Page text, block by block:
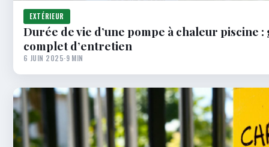
EXTÉRIEUR
Durée de vie d’une pompe à chaleur piscine :
complet d’entretien
6 JUIN 2025·9 MIN